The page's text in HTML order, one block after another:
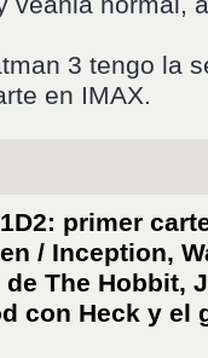
3 tengo la
en IMAX.
primer
/ Inception,
The Hobbit,
con Heck y el